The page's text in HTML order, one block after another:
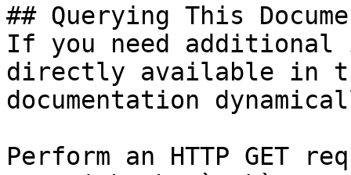
## Querying This
If you need
directly available in
documentation
Perform an HTTP GET